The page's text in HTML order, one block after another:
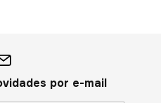
por e-mail